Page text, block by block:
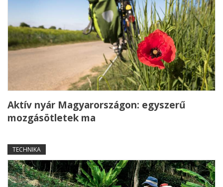
Aktív nyár Magyarországon: egyszerű
mozgásötletek ma
TECHNIKA